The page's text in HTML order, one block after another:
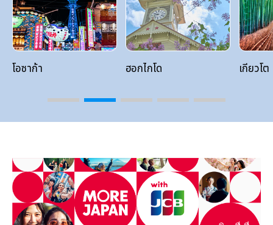
โอซาก้า ฮอกไกโด เกียวโต